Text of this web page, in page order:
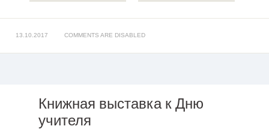
13.10.2017 COMMENTS ARE DISABLED
Книжная
выставка
Книжная выставка к Дню
учителя